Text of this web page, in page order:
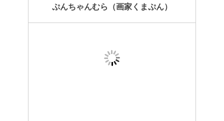
ぷんちゃんむら（画家くまぷん）